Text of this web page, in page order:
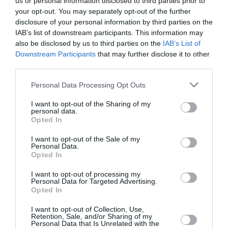
your opt-out. You may separately opt-out of the further
disclosure of your personal information by third parties on the
IAB’s list of downstream participants. This information may
also be disclosed by us to third parties on the IAB’s List of
Downstream Participants that may further disclose it to other
Personal Data Processing Opt Outs
I want to opt-out of the Sharing of my
personal data.
Opted In
I want to opt-out of the Sale of my
Personal Data.
Opted In
I want to opt-out of processing my
Personal Data for Targeted Advertising.
Opted In
I want to opt-out of Collection, Use,
Retention, Sale, and/or Sharing of my
Personal Data that Is Unrelated with the
Nell’ambito delle 40.000 quote,1.000 sono
riservate ai lavoratori non comunitari, cittadini
dei Paesi sopra indicati, che abbiano fatto
ingresso in Italia per prestare lavoro subordinato
stagionale almeno una volta nei cinque anni
precedenti e per i quali il datore di lavoro abbia
presentato richiesta dinulla osta pluriennale
per lavoro subordinato stagionale.
Inoltre,
dalle Organizzazioni datoriali per conto ed in
nome dei datori di lavoro.
Nella giornata di giovedì 10 agosto, è stata
del Lavoro e delle Politiche sociali, il ministero